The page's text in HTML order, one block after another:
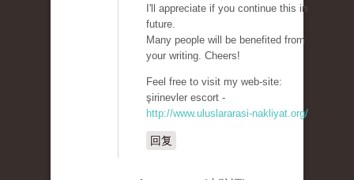
I'll appreciate if you continue this in
future.
Many people will be benefited from
your writing. Cheers!
Feel free to visit my web-site:
şirinevler escort -
http://www.uluslararasi-nakliyat.org/
回复